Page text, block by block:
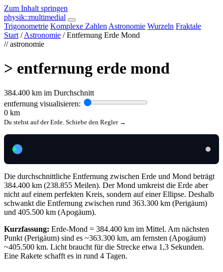
Zum Inhalt springen
physik::multimedial
Trigonometrie Komplexe Zahlen Astronomie Wurzeln Fraktale
Start /Astronomie / Entfernung Erde Mond
// astronomie
> entfernung erde mond
384.400 km im Durchschnitt
entfernung visualisieren:
0 km
Du stehst auf der Erde. Schiebe den Regler →
Die durchschnittliche Entfernung zwischen Erde und Mond beträgt
384.400 km (238.855 Meilen). Der Mond umkreist die Erde aber
nicht auf einem perfekten Kreis, sondern auf einer Ellipse. Deshalb
schwankt die Entfernung zwischen rund 363.300 km (Perigäum)
und 405.500 km (Apogäum).
Kurzfassung: Erde-Mond = 384.400 km im Mittel. Am nächsten
Punkt (Perigäum) sind es ~363.300 km, am fernsten (Apogäum)
~405.500 km. Licht braucht für die Strecke etwa 1,3 Sekunden.
Eine Rakete schafft es in rund 4 Tagen.